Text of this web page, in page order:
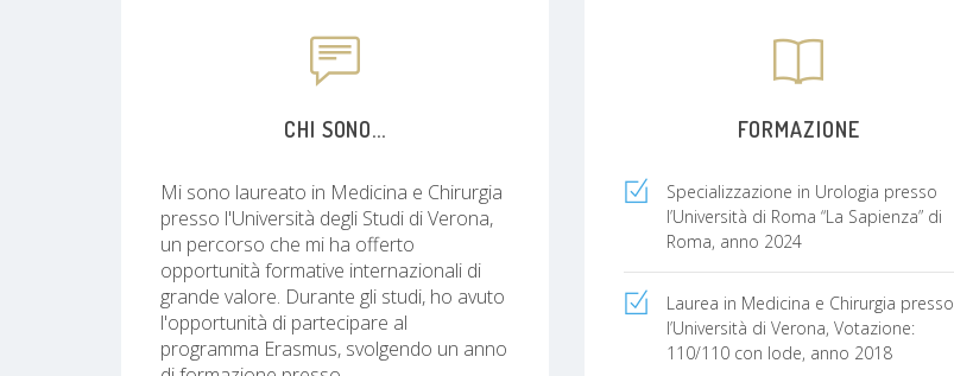
CHI SONO...
Mi sono laureato in Medicina e Chirurgia
presso l'Università degli Studi di Verona,
un percorso che mi ha offerto
opportunità formative internazionali di
grande valore. Durante gli studi, ho avuto
l'opportunità di partecipare al
programma Erasmus, svolgendo un anno
FORMAZIONE
Specializzazione in Urologia presso
l’Università di Roma “La Sapienza” di
Roma, anno 2024
Laurea in Medicina e Chirurgia presso
l’Università di Verona, Votazione:
110/110 con lode, anno 2018